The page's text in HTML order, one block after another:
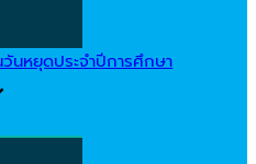
นหยุดประจำปีการศึกษา